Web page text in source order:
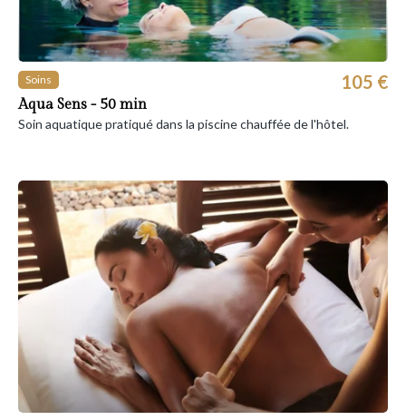
Soins
Aqua Sens - 50 min
105 €
Soin aquatique pratiqué dans la piscine chauffée de l'hôtel.